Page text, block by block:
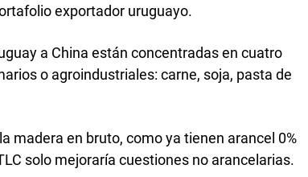
exportador uruguayo.
a China están concentradas en cuatro
o agroindustriales: carne, soja, pasta de
madera en bruto, como ya tienen arancel 0%
solo mejoraría cuestiones no arancelarias.